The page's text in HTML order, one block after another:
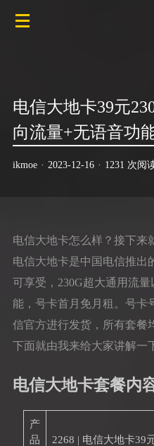
电信大地卡39元
向流量+无语音功
ikmoe · 2023-12-16 · 1231 次阅
电信大地卡怎么样？接下来
电信大地卡是中国电信推出
可享受，230G超大通用流
能，号卡首月免月租。号卡
信官方进行发货，所有套餐
下面就由我来给大家讲解一
电信大地卡套餐内
产
品
2268 | 电信大地卡39